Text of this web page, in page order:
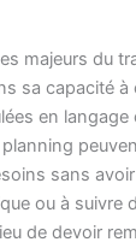
majeurs du
sa capacité à
en langage
sans
ou à suivre
de devoir